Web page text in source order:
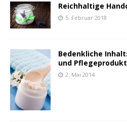
Reichhaltige
5. Februar 2018
Bedenkliche
und
2. Mai 2014